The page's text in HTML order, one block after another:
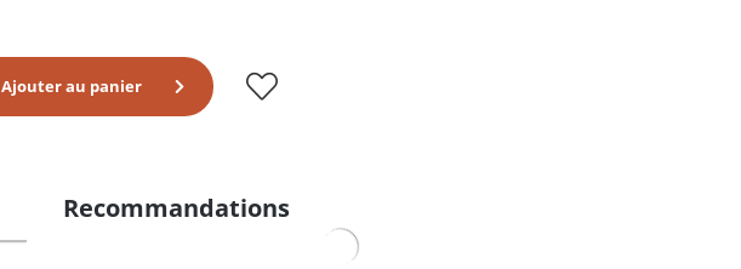
Ajouter au panier
Recommandations